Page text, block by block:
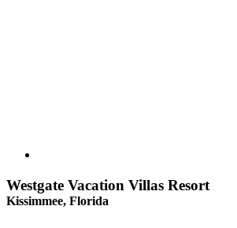
Westgate Vacation Villas Resort
Kissimmee, Florida